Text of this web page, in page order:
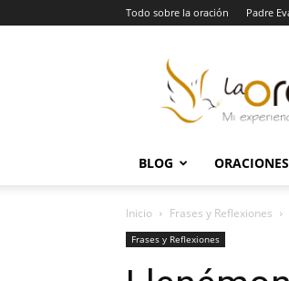
Todo sobre la oración Padre
BLOG ORACIONES
Inicio Frases y Reflexiones
Frases y Reflexiones